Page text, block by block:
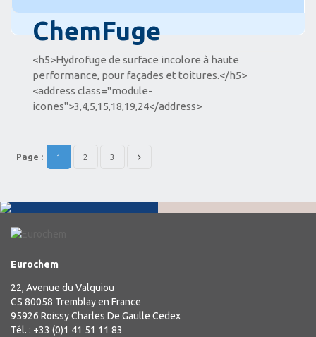
ChemFuge
<h5>Hydrofuge de surface incolore à haute
performance, pour façades et toitures.</h5>
<address class="module-
icones">3,4,5,15,18,19,24</address>
Page : 1 2 3
Eurochem
22, Avenue du Valquiou
CS 80058 Tremblay en France
95926 Roissy Charles De Gaulle Cedex
Tél. : +33 (0)1 41 51 11 83